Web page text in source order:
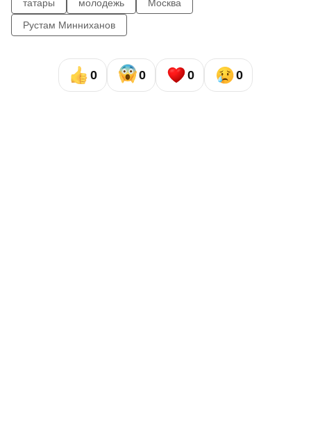
татары молодежь
Москва
Рустам Минниханов
0 0 0 0